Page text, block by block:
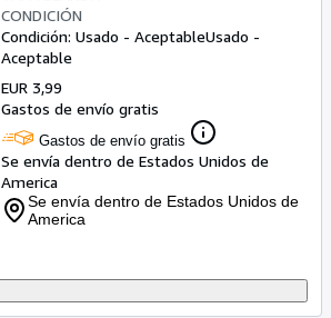
CONDICIÓN
Condición: Usado - AceptableUsado -
Aceptable
EUR 3,99
Gastos de envío gratis
Gastos de envío gratis
Se envía dentro de Estados Unidos de
America
Se envía dentro de Estados Unidos de
America